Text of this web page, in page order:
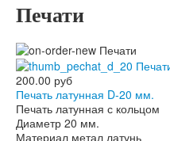
Печати
200.00 руб
Печать латунная D-20 мм.
Печать латунная с кольцом
Диаметр 20 мм.
Материал метал латунь